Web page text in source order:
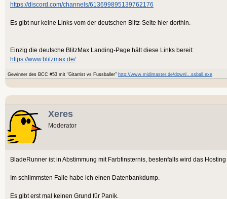
https://discord.com/channels/613699895139762176
Es gibt nur keine Links vom der deutschen Blitz-Seite hier dorthin.
Einzig die deutsche BlitzMax Landing-Page hält diese Links bereit:
https://www.blitzmax.de/
Gewinner des BCC #53 mit "Gitarrist vs Fussballer" http://www.midimaster.de/downl...ssball.exe
Xeres
Moderator
BladeRunner ist in Abstimmung mit Farbfinsternis, bestenfalls wird das
Im schlimmsten Falle habe ich einen Datenbankdump.
Es gibt erst mal keinen Grund für Panik.